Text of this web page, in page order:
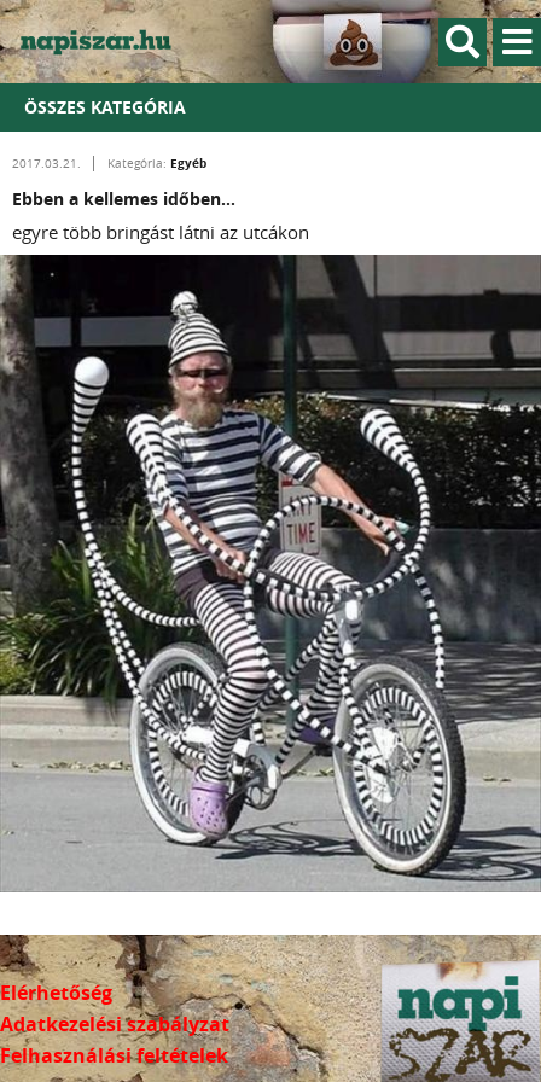
ÖSSZES KATEGÓRIA
2017.03.21. Kategória: Egyéb
Ebben a kellemes időben...
egyre több bringást látni az utcákon
Elérhetőség
Adatkezelési szabályzat
Felhasználási feltételek